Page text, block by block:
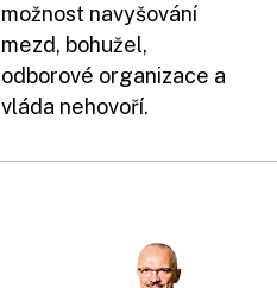
možnost navyšování
mezd, bohužel,
odborové organizace a
vláda nehovoří.